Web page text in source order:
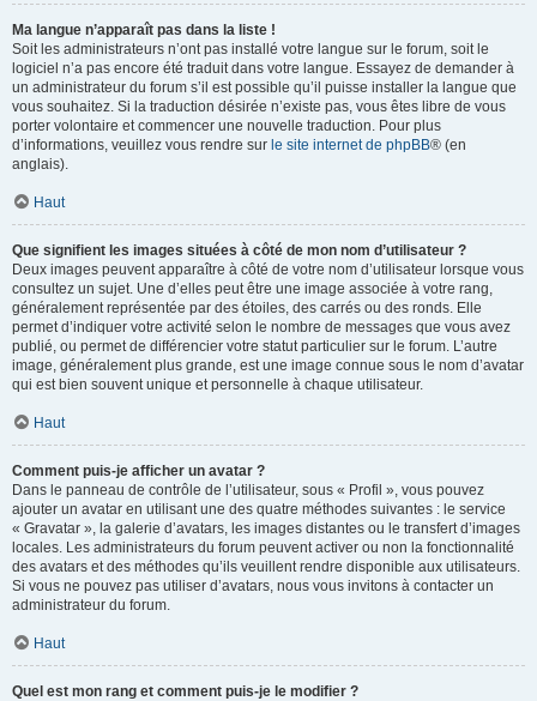
Ma langue n’apparaît pas dans la liste !
Soit les administrateurs n’ont pas installé votre langue sur le forum, soit le
logiciel n’a pas encore été traduit dans votre langue. Essayez de demander à
un administrateur du forum s’il est possible qu’il puisse installer la langue que
vous souhaitez. Si la traduction désirée n’existe pas, vous êtes libre de vous
porter volontaire et commencer une nouvelle traduction. Pour plus
d’informations, veuillez vous rendre sur le site internet de phpBB® (en
anglais).
Haut
Que signifient les images situées à côté de mon nom d’utilisateur ?
Deux images peuvent apparaître à côté de votre nom d’utilisateur lorsque vous
consultez un sujet. Une d’elles peut être une image associée à votre rang,
généralement représentée par des étoiles, des carrés ou des ronds. Elle
permet d’indiquer votre activité selon le nombre de messages que vous avez
publié, ou permet de différencier votre statut particulier sur le forum. L’autre
image, généralement plus grande, est une image connue sous le nom d’avatar
qui est bien souvent unique et personnelle à chaque utilisateur.
Haut
Comment puis-je afficher un avatar ?
Dans le panneau de contrôle de l’utilisateur, sous « Profil », vous pouvez
ajouter un avatar en utilisant une des quatre méthodes suivantes : le service
« Gravatar », la galerie d’avatars, les images distantes ou le transfert d’images
locales. Les administrateurs du forum peuvent activer ou non la fonctionnalité
des avatars et des méthodes qu’ils veuillent rendre disponible aux utilisateurs.
Si vous ne pouvez pas utiliser d’avatars, nous vous invitons à contacter un
administrateur du forum.
Haut
Quel est mon rang et comment puis-je le modifier ?